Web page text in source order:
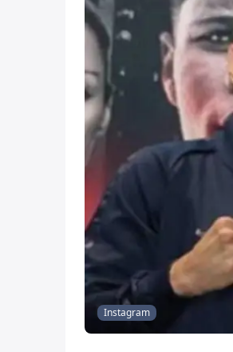
Instagram